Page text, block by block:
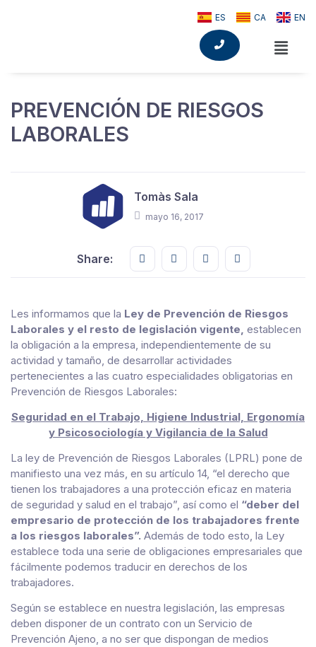
ES CA EN
PREVENCIÓN DE RIESGOS
LABORALES
Tomàs Sala
mayo 16, 2017
Share: Share this on FaceBook
Share this on Twitter
Share this on GMail
Share this on
Les informamos que la Ley de Prevención de Riesgos
Laborales y el resto de legislación vigente, establecen
la obligación a la empresa, independientemente de su
actividad y tamaño, de desarrollar actividades
pertenecientes a las cuatro especialidades obligatorias en
Prevención de Riesgos Laborales:
Seguridad en el Trabajo, Higiene Industrial, Ergonomía
y Psicosociología y Vigilancia de la Salud
La ley de Prevención de Riesgos Laborales (LPRL) pone de
manifiesto una vez más, en su artículo 14, “el derecho que
tienen los trabajadores a una protección eficaz en materia
de seguridad y salud en el trabajo”, así como el “deber del
empresario de protección de los trabajadores frente
a los riesgos laborales”. Además de todo esto, la Ley
establece toda una serie de obligaciones empresariales que
fácilmente podemos traducir en derechos de los
trabajadores.
​Según se establece en nuestra legislación, las empresas
deben disponer de un contrato con un Servicio de
Prevención Ajeno, a no ser que dispongan de medios